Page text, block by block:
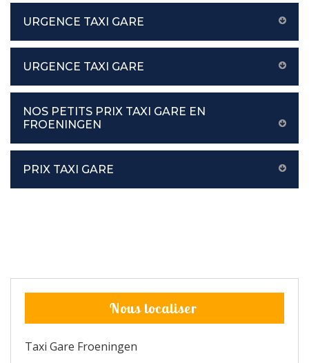
URGENCE TAXI GARE
URGENCE TAXI GARE
NOS PETITS PRIX TAXI GARE EN
FROENINGEN
PRIX TAXI GARE
Nous localiser
Taxi Gare Froeningen